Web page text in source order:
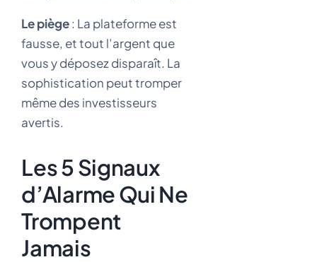
Le piège: La plateforme est
fausse, et tout l’argent que
vous y déposez disparaît. La
sophistication peut tromper
même des investisseurs
avertis.
Les 5 Signaux
d’Alarme Qui Ne
Trompent
Jamais